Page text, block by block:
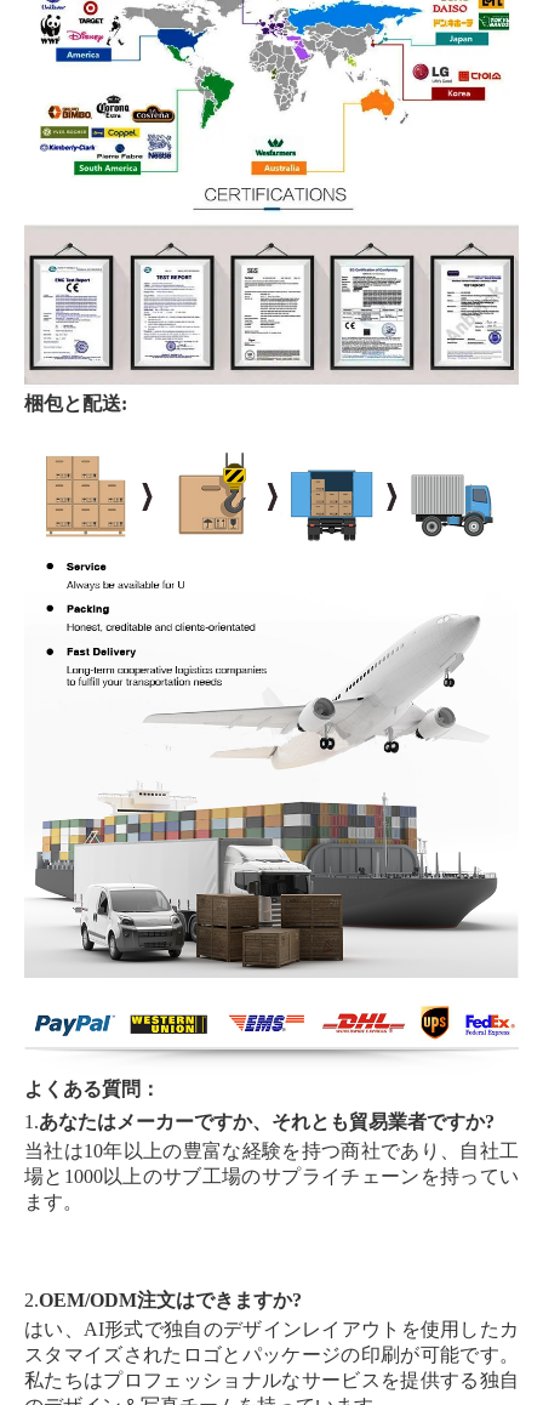
梱包と配送:
よくある質問：
1.あなたはメーカーですか、それとも貿易業者ですか?
当社は10年以上の豊富な経験を持つ商社であり、自社工
場と1000以上のサブ工場のサプライチェーンを持ってい
ます。
2.OEM/ODM注文はできますか?
はい、AI形式で独自のデザインレイアウトを使用したカ
スタマイズされたロゴとパッケージの印刷が可能です。
私たちはプロフェッショナルなサービスを提供する独自